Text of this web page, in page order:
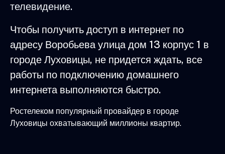
телевидение.
Чтобы получить доступ в интернет по
адресу Воробьева улица дом 13 корпус 1 в
городе Луховицы, не придется ждать, все
работы по подключению домашнего
интернета выполняются быстро.
Ростелеком популярный провайдер в городе
Луховицы охватывающий миллионы квартир.